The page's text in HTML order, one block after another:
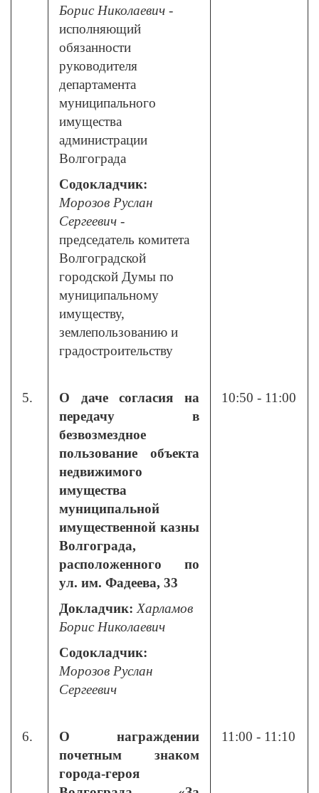
Борис Николаевич -
исполняющий
обязанности
руководителя
департамента
муниципального
имущества
администрации
Волгограда
Содокладчик:
Морозов Руслан
Сергеевич -
председатель комитета
Волгоградской
городской Думы по
муниципальному
имуществу,
землепользованию и
градостроительству
5.
О даче согласия на
передачу в
безвозмездное
пользование объекта
недвижимого
имущества
муниципальной
имущественной казны
Волгограда,
расположенного по
ул. им. Фадеева, 33
Докладчик: Харламов
Борис Николаевич
Содокладчик:
Морозов Руслан
Сергеевич
10:50 - 11:00
6.
О награждении
почетным знаком
города-героя
11:00 - 11:10